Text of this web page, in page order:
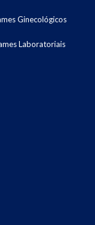
Ginecológicos
Laboratoriais